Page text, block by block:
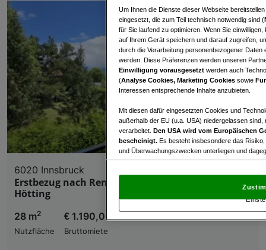
6020 Innsbruck
Erstbezug nach Renovierung! Garconniere in
Hötting
28 m2
Nutzfläche
€ 1.190,00
Bruttomiete
Um Ihnen die Dienste dieser Webseite
eingesetzt, die zum Teil technisch notwendig sind (
für Sie laufend zu optimieren. Wenn Sie
auf Ihrem Gerät speichern und darauf zugreifen,
durch die Verarbeitung personenbezogener
werden. Diese Präferenzen werden unseren
Einwilligung vorausgesetzt werden auch
(Analyse Cookies, Marketing Cookies sowie
Interessen entsprechende Inhalte anzubieten.
Mit diesen dafür eingesetzten Cookies und
außerhalb der EU (u.a. USA) niedergelassen
verarbeitet. Den USA wird vom Europäischen
bescheinigt. Es besteht insbesondere das
und Überwachungszwecken unterliegen und
und Widerspruch gegen die Verarbeitung auf der
„Cookie Einstellungen“, die sich auf jeder Seite